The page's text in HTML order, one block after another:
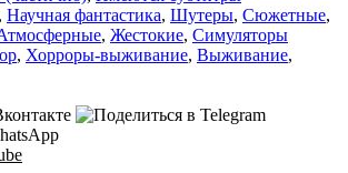
, Научная фантастика, Шутеры, Сюжетные,
, Жестокие, Симуляторы
, Хорроры-выживание, Выживание,